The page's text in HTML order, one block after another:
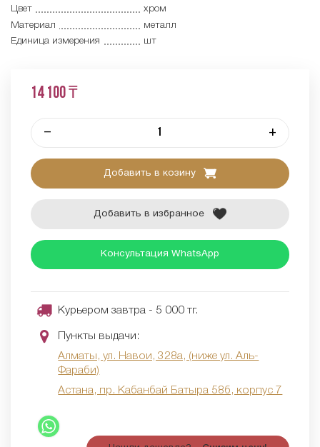
Цвет
хром
Материал
металл
Единица измерения
шт
14 100 ₸
– +
Добавить в козину
Добавить в избранное
Консультация WhatsApp
Курьером завтра - 5 000 тг.
Пункты выдачи:
Алматы, ул. Навои, 328а, (ниже ул. Аль-
Фараби)
Астана, пр. Кабанбай Батыра 58б, корпус 7